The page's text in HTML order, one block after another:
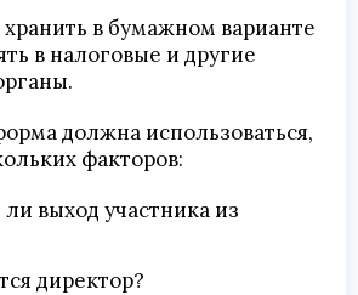
в бумажном варианте
в налоговые и другие
должна использоваться,
факторов:
выход участника из
директор?